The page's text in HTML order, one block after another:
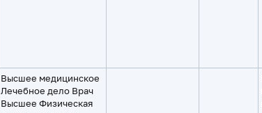
Высшее медицинское
Лечебное дело Врач
Высшее Физическая